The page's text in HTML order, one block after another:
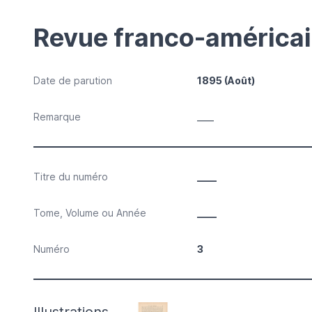
Revue franco-
Date de parution 1895 (Août)
Remarque
Titre du numéro
Tome, Volume ou Année
Numéro 3